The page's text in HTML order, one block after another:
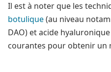
Il est à noter que les
botulique(au niveau
DAO) et acide
courantes pour obtenir un